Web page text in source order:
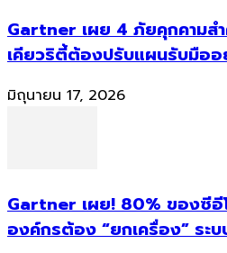
Gartner เผย 4 ภัยคุกคามส
เคียวริตี้ต้องปรับแผนรับมืออ
มิถุนายน 17, 2026
Gartner เผย! 80% ของซีอี
องค์กรต้อง “ยกเครื่อง” ระ